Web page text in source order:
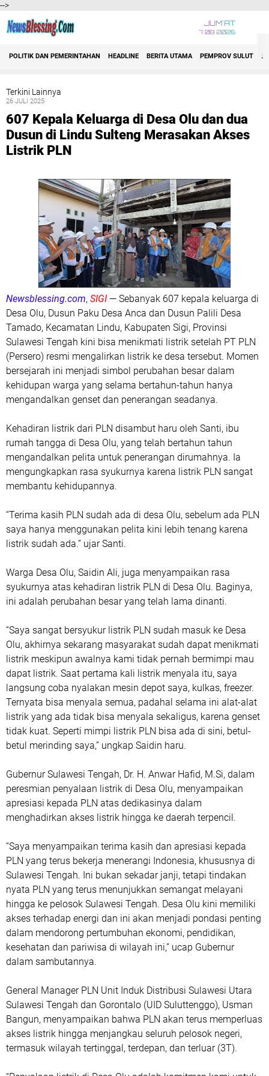
-->
JUM'AT
7 08 2026
2021
Bitung
Bolmong Raya
Event
Headline
Hukrim
Indonesia
Internasional
Minahasa
Nasional
Nusa Utara
POLDA SULUT
Politik dan Pemerintahan
Siau
Sport
TNI
Talaud
ekonomi dan bisnis
kesehatan
populer
tutorial
viral
POLITIK DAN PEMERINTAHAN HEADLINE BERITA UTAMA PEMPROV SULUT
Terkini Lainnya
26 JULI 2025
607 Kepala Keluarga di Desa Olu dan dua
Dusun di Lindu Sulteng Merasakan Akses
Listrik PLN
Newsblessing.com, SIGI — Sebanyak 607 kepala keluarga di
Desa Olu, Dusun Paku Desa Anca dan Dusun Palili Desa
Tamado, Kecamatan Lindu, Kabupaten Sigi, Provinsi
Sulawesi Tengah kini bisa menikmati listrik setelah PT PLN
(Persero) resmi mengalirkan listrik ke desa tersebut. Momen
bersejarah ini menjadi simbol perubahan besar dalam
kehidupan warga yang selama bertahun-tahun hanya
mengandalkan genset dan penerangan seadanya.
Kehadiran listrik dari PLN disambut haru oleh Santi, ibu
rumah tangga di Desa Olu, yang telah bertahun tahun
mengandalkan pelita untuk penerangan dirumahnya. Ia
mengungkapkan rasa syukurnya karena listrik PLN sangat
membantu kehidupannya.
“Terima kasih PLN sudah ada di desa Olu, sebelum ada PLN
saya hanya menggunakan pelita kini lebih tenang karena
listrik sudah ada.” ujar Santi.
Warga Desa Olu, Saidin Ali, juga menyampaikan rasa
syukurnya atas kehadiran listrik PLN di Desa Olu. Baginya,
ini adalah perubahan besar yang telah lama dinanti.
“Saya sangat bersyukur listrik PLN sudah masuk ke Desa
Olu, akhirnya sekarang masyarakat sudah dapat menikmati
listrik meskipun awalnya kami tidak pernah bermimpi mau
dapat listrik. Saat pertama kali listrik menyala itu, saya
langsung coba nyalakan mesin depot saya, kulkas, freezer.
Ternyata bisa menyala semua, padahal selama ini alat-alat
listrik yang ada tidak bisa menyala sekaligus, karena genset
tidak kuat. Seperti mimpi listrik PLN bisa ada di sini, betul-
betul merinding saya,” ungkap Saidin haru.
Gubernur Sulawesi Tengah, Dr. H. Anwar Hafid, M.Si, dalam
peresmian penyalaan listrik di Desa Olu, menyampaikan
apresiasi kepada PLN atas dedikasinya dalam
menghadirkan akses listrik hingga ke daerah terpencil.
“Saya menyampaikan terima kasih dan apresiasi kepada
PLN yang terus bekerja menerangi Indonesia, khususnya di
Sulawesi Tengah. Ini bukan sekadar janji, tetapi tindakan
nyata PLN yang terus menunjukkan semangat melayani
hingga ke pelosok Sulawesi Tengah. Desa Olu kini memiliki
akses terhadap energi dan ini akan menjadi pondasi penting
dalam mendorong pertumbuhan ekonomi, pendidikan,
kesehatan dan pariwisa di wilayah ini,” ucap Gubernur
dalam sambutannya.
General Manager PLN Unit Induk Distribusi Sulawesi Utara
Sulawesi Tengah dan Gorontalo (UID Suluttenggo), Usman
Bangun, menyampaikan bahwa PLN akan terus memperluas
akses listrik hingga menjangkau seluruh pelosok negeri,
termasuk wilayah tertinggal, terdepan, dan terluar (3T).